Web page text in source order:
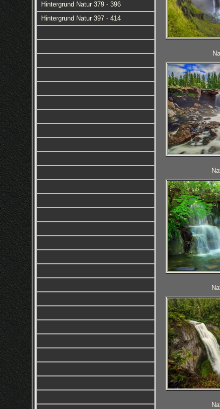
Hintergrund Natur 379 - 396
Hintergrund Natur 397 - 414